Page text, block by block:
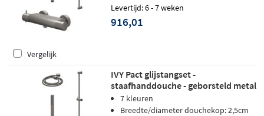
Levertijd: 6 - 7 weken
916,01
Vergelijk
IVY Pact glijstangset -
staafhanddouche - geborsteld metal
black PVD
7 kleuren
Breedte/diameter douchekop: 2,5cm